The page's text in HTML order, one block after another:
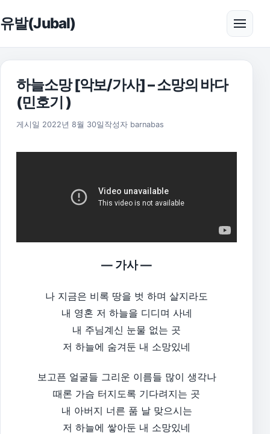
유발(Jubal) 메뉴
하늘소망 [악보/가사] – 소망의 바다
(민호기 )
게시일 2022년 8월 30일 2025년 11월 18일
작성자 barnabas
— 가사 —
나 지금은 비록 땅을 벗 하며 살지라도
내 영혼 저 하늘을 디디며 사네
내 주님계신 눈물 없는 곳
저 하늘에 숨겨둔 내 소망있네
보고픈 얼굴들 그리운 이름들 많이 생각나
때론 가슴 터지도록 기다려지는 곳
내 아버지 너른 품 날 맞으시는
저 하늘에 쌓아둔 내 소망있네